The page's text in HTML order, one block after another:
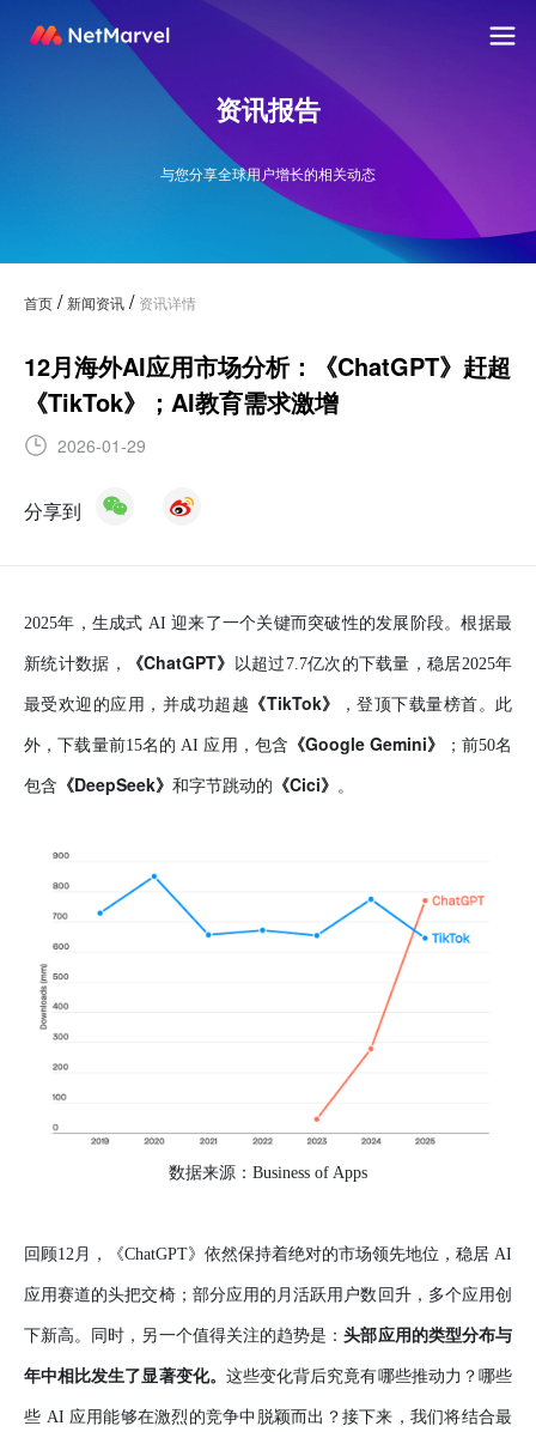
资讯报告
与您分享全球用户增长的相关动态
首页 /新闻资讯 / 资讯详情
12月海外AI应用市场分析：《ChatGPT》赶超
《TikTok》；AI教育需求激增
2026-01-29
分享到
2025年，生成式 AI 迎来了一个关键而突破性的发展阶段。根据最
新统计数据， 《ChatGPT》 以超过7.7亿次的下载量，稳居2025年
最受欢迎的应用，并成功超越 《TikTok》 ，登顶下载量榜首。此
外，下载量前15名的 AI 应用，包含 《Google Gemini》 ；前50名
包含 《DeepSeek》 和字节跳动的 《Cici》 。
数据来源：Business of Apps
回顾12月，《ChatGPT》依然保持着绝对的市场领先地位，稳居 AI
应用赛道的头把交椅；部分应用的月活跃用户数回升，多个应用创
下新高。同时，另一个值得关注的趋势是：头部应用的类型分布与
年中相比发生了显著变化。 这些变化背后究竟有哪些推动力？哪些
些 AI 应用能够在激烈的竞争中脱颖而出？接下来，我们将结合最